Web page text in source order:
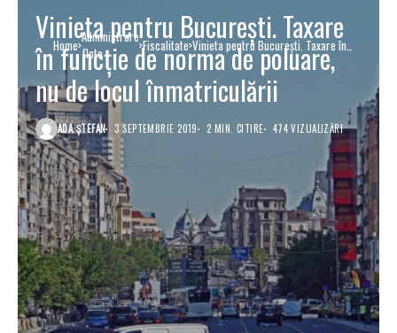
Home Administrare
flote
Fiscalitate Vinieta pentru Bucureşti. Taxare în
funcţie de norma de poluare, nu de locul
înmatriculării
Vinieta pentru Bucureşti. Taxare
în funcţie de norma de poluare,
nu de locul înmatriculării
ADA ȘTEFAN 3 SEPTEMBRIE 2019 2 MIN. CITIRE 474 VIZUALIZĂRI